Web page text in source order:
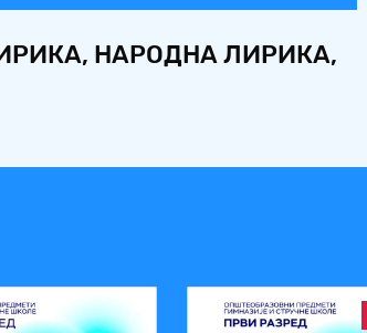
НАРОДНА ЛИРИКА,